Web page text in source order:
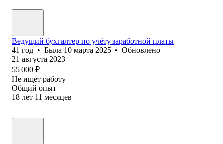
Ведущий бухгалтер по учёту заработной платы
41 год • Была 10 марта 2025 • Обновлено
21 августа 2023
55 000 ₽
Не ищет работу
Общий опыт
18 лет 11 месяцев